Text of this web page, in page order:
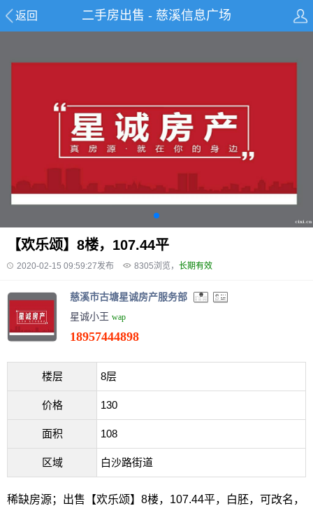
返回 二手房出售 - 慈溪信息广场
【欢乐颂】8楼，107.44平
2020-02-15 09:59:27发布 8305浏览， 长期有效
慈溪市古塘星诚房产服务部
星诚小王 wap
18957444898
楼层 8层
价格 130
面积 108
区域 白沙路街道
稀缺房源；出售【欢乐颂】8楼，107.44平，白胚，可改名，